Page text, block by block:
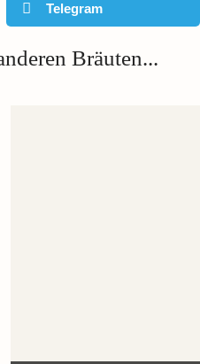
Telegram
Bräuten...